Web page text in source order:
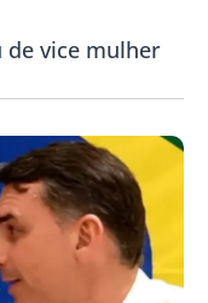
de vice mulher